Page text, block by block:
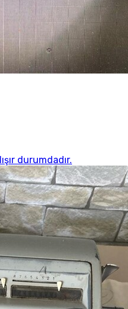
durumdadır.